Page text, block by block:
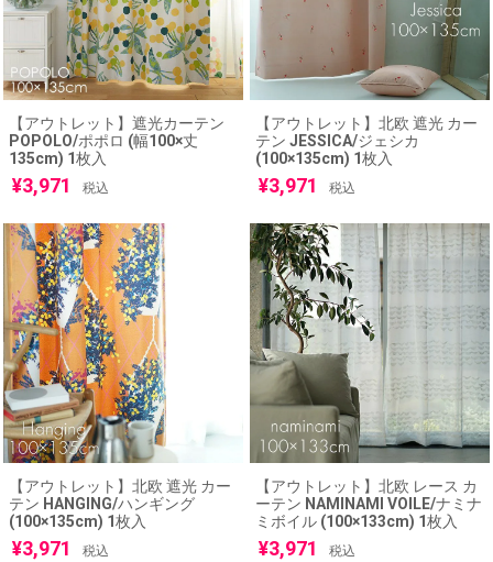
【アウトレット】遮光カーテン
POPOLO/ポポロ (幅100×丈
135cm) 1枚入
¥3,971 税込
【アウトレット】北欧 遮光 カー
テン JESSICA/ジェシカ
(100×135cm) 1枚入
¥3,971 税込
【アウトレット】北欧 遮光 カー
テン HANGING/ハンギング
(100×135cm) 1枚入
¥3,971 税込
【アウトレット】北欧 レース カ
ーテン NAMINAMI VOILE/ナミナ
ミボイル (100×133cm) 1枚入
¥3,971 税込